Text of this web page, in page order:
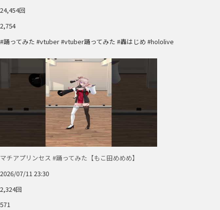
24,454回
2,754
#踊ってみた #vtuber #vtuber踊ってみた #轟はじめ #hololive
マチアプリンセス #踊ってみた【もこ田めめめ】
2026/07/11 23:30
2,324回
571